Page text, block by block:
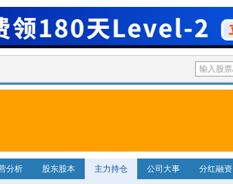
分析 股东股本 主力持仓 公司大事 分红融资